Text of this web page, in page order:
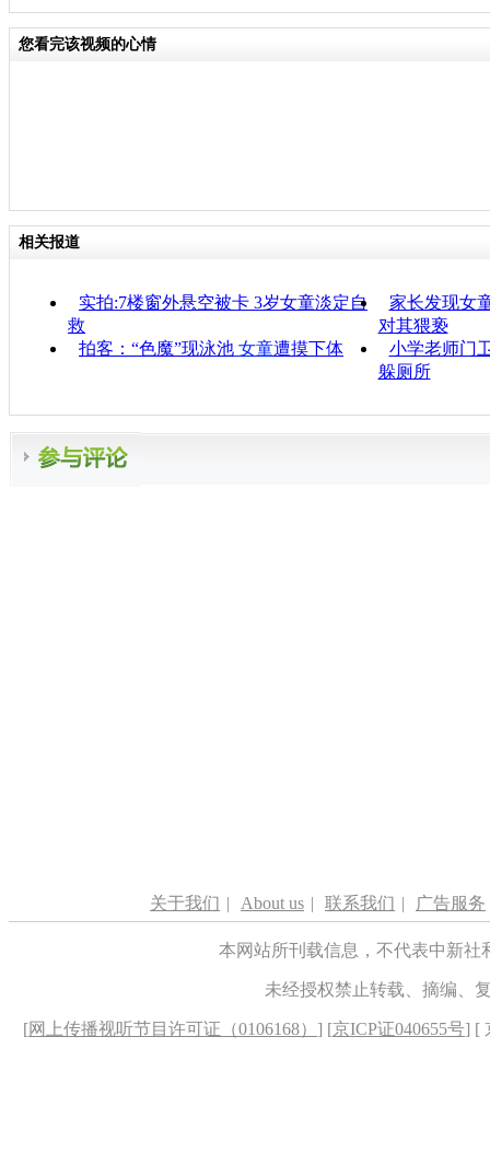
您看完该视频的心情
相关报道
实拍:7楼窗外悬空被卡 3岁女童淡定自
救
家长发现女
对其猥亵
拍客：“色魔”现泳池 女童遭摸下体
小学老师门
躲厕所
关于我们 | About us | 联系我们 | 广告服务
本网站所刊载信息，不代表中新
未经授权禁止转载、摘编、
[网上传播视听节目许可证（0106168） ] [京ICP证040655号] [